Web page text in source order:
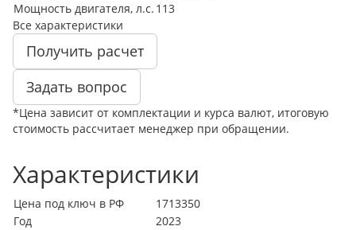
Мощность двигателя, л.с. 113
Все характеристики
Получить расчет
Задать вопрос
*Цена зависит от комплектации и курса валют, итоговую
стоимость рассчитает менеджер при обращении.
Характеристики
Цена под ключ в РФ
1713350
Год
2023